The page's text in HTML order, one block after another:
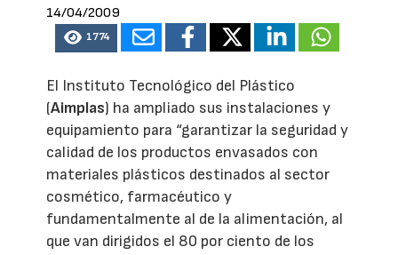
14/04/2009
1774
El Instituto Tecnológico del Plástico
(Aimplas) ha ampliado sus instalaciones y
equipamiento para “garantizar la seguridad y
calidad de los productos envasados con
materiales plásticos destinados al sector
cosmético, farmacéutico y
fundamentalmente al de la alimentación, al
que van dirigidos el 80 por ciento de los